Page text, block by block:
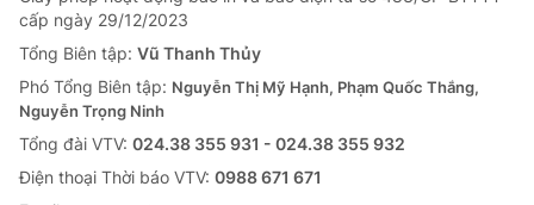
cấp ngày 29/12/2023
Tổng Biên tập: Vũ Thanh Thủy
Phó Tổng Biên tập: Nguyễn Thị Mỹ Hạnh, Phạm Quốc Thắng,
Nguyễn Trọng Ninh
Tổng đài VTV: 024.38 355 931 - 024.38 355 932
Ðiện thoại Thời báo VTV: 0988 671 671